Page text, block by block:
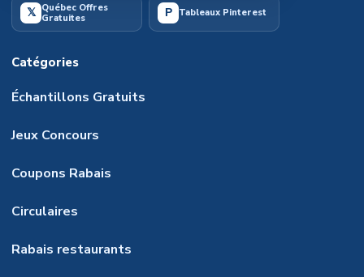
𝕏 Québec Offres
Gratuites
P Tableaux Pinterest
Catégories
Échantillons Gratuits
Jeux Concours
Coupons Rabais
Circulaires
Rabais restaurants